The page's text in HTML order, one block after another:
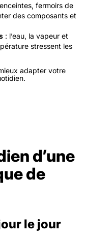
fermoirs de
des composants et
: l’eau, la vapeur et
stressent les
adapter votre
d’une
de
le jour